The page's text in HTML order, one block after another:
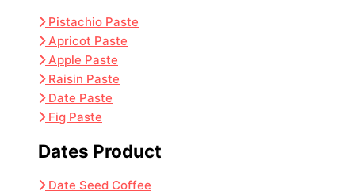
Pistachio Paste
Apricot Paste
Apple Paste
Raisin Paste
Date Paste
Fig Paste
Dates Product
Date Seed Coffee